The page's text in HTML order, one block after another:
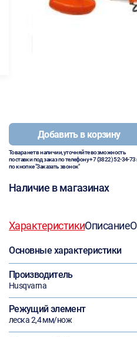
Добавить в корзину
Товара нет в наличии, уточняйте возможность
поставки под заказ по телефону+7 (3822) 52-34-73
по кнопке "Заказать звонок"
Наличие в магазинах
ХарактеристикиОписание
Основные характеристики
Производитель
Husqvarna
Режущий элемент
леска 2,4 мм/нож